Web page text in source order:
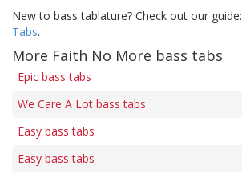
New to bass tablature? Check out our guide:
Tabs.
More Faith No More bass tabs
Epic bass tabs
We Care A Lot bass tabs
Easy bass tabs
Easy bass tabs